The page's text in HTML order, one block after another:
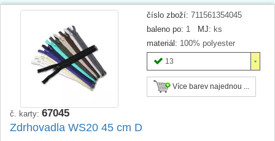
číslo zboží: 711561354045
baleno po: 1 MJ: ks
materiál: 100% polyester
13
Více barev najednou ...
č. karty: 67045
Zdrhovadla WS20 45 cm D